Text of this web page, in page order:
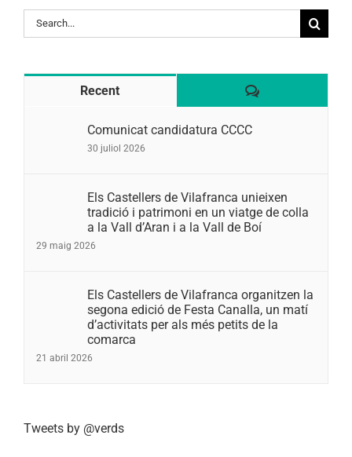
Search
for:
Recent Comentaris
Comunicat candidatura CCCC
30 juliol 2026
Els Castellers de Vilafranca unieixen
tradició i patrimoni en un viatge de colla
a la Vall d’Aran i a la Vall de Boí
29 maig 2026
Els Castellers de Vilafranca organitzen la
segona edició de Festa Canalla, un matí
d’activitats per als més petits de la
comarca
21 abril 2026
Tweets by @verds